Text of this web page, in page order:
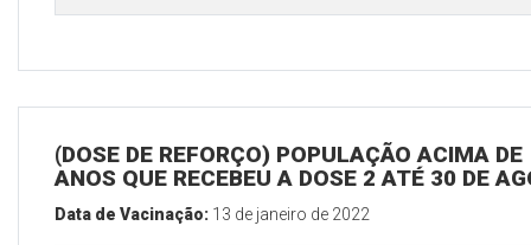
(DOSE DE REFORÇO) POPULAÇÃO ACIMA DE
ANOS QUE RECEBEU A DOSE 2 ATÉ 30 DE
Data de Vacinação: 13 de janeiro de 2022